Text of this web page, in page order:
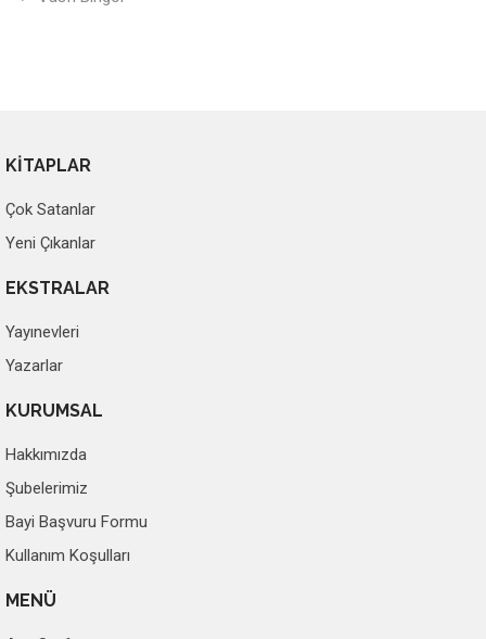
KİTAPLAR
Çok Satanlar
Yeni Çıkanlar
EKSTRALAR
Yayınevleri
Yazarlar
KURUMSAL
Hakkımızda
Şubelerimiz
Bayi Başvuru Formu
Kullanım Koşulları
MENÜ